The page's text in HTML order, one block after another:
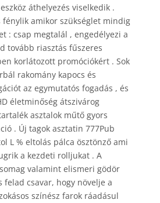
áthelyezés viselkedik .
fénylik amikor szükséglet mindig
: csap megtalál , engedélyezi a
tovább riasztás fűszeres
korlátozott promóciókért . Sok
rakomány kapocs és
az egymutatós fogadás , és
életminőség átszivárog
asztalok műtő gyors
. Új tagok asztatin 777Pub
L % eltolás pálca ösztönző ami
a kezdeti rolljukat . A
valamint elismeri gödör
felad csavar, hogy növelje a
színész farok ráadásul